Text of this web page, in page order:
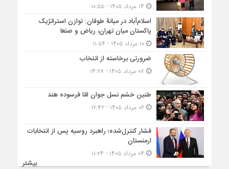
اسلام‌آباد در میانۀ طوفان: توازن استراتژیک
پاکستان میان تهران، ریاض و صنعا
۱۰ مرداد ۱۴۰۵ - ۱۱:۵۴
ضرورتی برخاسته از انتخاب
طنین خشم نسل جوان امّا فرسوده هند
۰۶ مرداد ۱۴۰۵ - ۱۲:۴۲
فشار کنترل‌شده؛ راهبرد روسیه پس از انتخابات
ارمنستان
بیشتر